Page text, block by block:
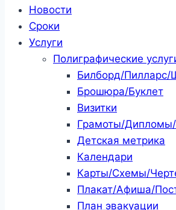
Новости
Сроки
Услуги
Полиграфические
Билборд/Пилларс/
Брошюра/Буклет
Визитки
Грамоты/
Детская метрика
Календари
Карты/Схемы/
Плакат/Афиша/
План эвакуации